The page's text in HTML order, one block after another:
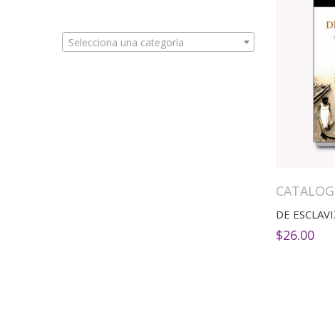
$26.00
Selecciona una categoría